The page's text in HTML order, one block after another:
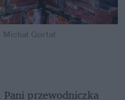
Michał Gortat